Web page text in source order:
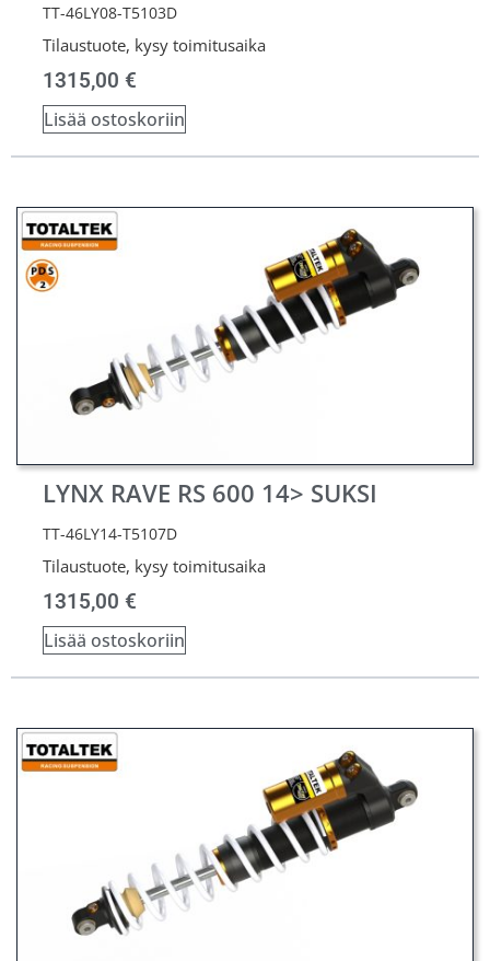
TT-46LY08-T5103D
Tilaustuote, kysy toimitusaika
1315,00 €
Lisää ostoskoriin
LYNX RAVE RS 600 14> SUKSI
TT-46LY14-T5107D
Tilaustuote, kysy toimitusaika
1315,00 €
Lisää ostoskoriin